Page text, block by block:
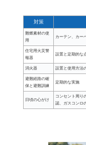
対策
難燃素材の使
用
カーテン、カー
住宅用火災警
報器
設置と定期的な
消火器 設置と使用方法
避難経路の確
保と避難訓練
定期的な実施
日頃の心がけ
コンセント周り
認、ガスコンロ